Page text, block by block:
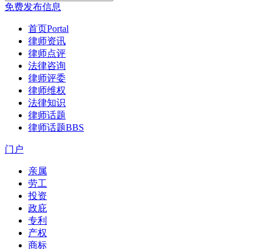
免费发布信息
首页Portal
律师资讯
律师点评
法律咨询
律师评委
律师维权
法律知识
律师话题
律师话题BBS
门户
亲属
劳工
投资
政庇
专利
产权
商标